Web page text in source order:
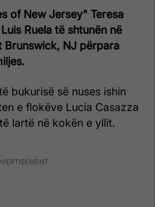
of New Jersey" Teresa
Ruela të shtunën në
Brunswick, NJ përpara
bukurisë së nuses ishin
e flokëve Lucia Casazza
lartë në kokën e yllit.